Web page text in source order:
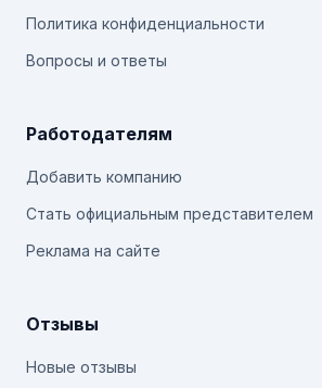
Политика конфиденциальности
Вопросы и ответы
Работодателям
Добавить компанию
Стать официальным представителем
Реклама на сайте
Отзывы
Новые отзывы